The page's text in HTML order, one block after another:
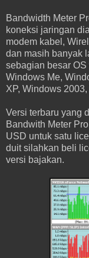
Bandwidth Meter
koneksi jaringan
modem kabel,
dan masih banyak
sebagian besar
Windows Me,
XP, Windows
Versi terbaru yang
Bandwith Meter
USD untuk satu
duit silahkan beli
versi bajakan.